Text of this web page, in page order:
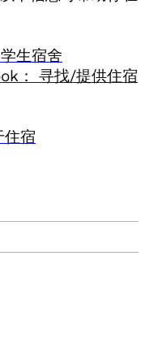
生宿舍
： 寻找/提供住宿
住宿